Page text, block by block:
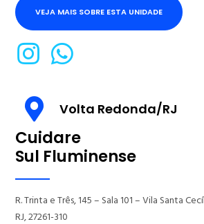
VEJA MAIS SOBRE ESTA UNIDADE
Volta Redonda/RJ
Cuidare
Sul Fluminense
R. Trinta e Três, 145 – Sala 101 – Vila Santa
RJ, 27261-310